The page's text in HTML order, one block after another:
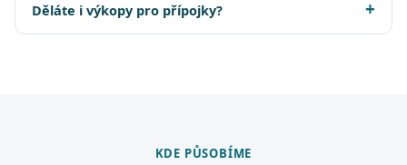
Děláte i výkopy pro přípojky?
KDE PŮSOBÍME